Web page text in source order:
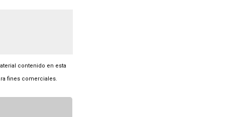
contenido en esta
fines comerciales.